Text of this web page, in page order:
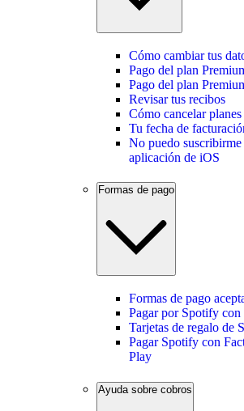
Cómo cambiar tus
Pago del plan
Pago del plan
Revisar tus recibos
Cómo cancelar
Tu fecha de
No puedo
aplicación de iOS
Formas de pago
Formas de pago
Pagar por Spotify con
Tarjetas de regalo de
Pagar Spotify con
Play
Ayuda sobre cobros